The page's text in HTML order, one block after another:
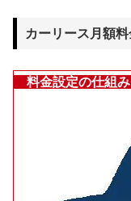
カーリース月額
料金設定の仕組